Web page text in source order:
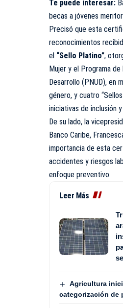
Te puede interesar:
becas a jóvenes
Precisó que esta
reconocimientos
el “Sello Platino”,
Mujer y el Programa de
Desarrollo (PNUD), en
género, y cuatro
iniciativas de inclusión
De su lado, la
Banco Caribe,
importancia de esta
accidentes y riesgos
enfoque preventivo.
Leer Más
Agricultura
categorización de